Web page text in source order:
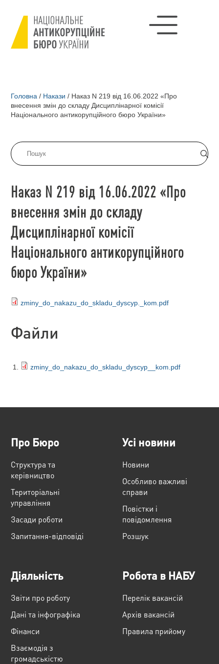
Головна / Накази / Наказ N 219 від 16.06.2022 «Про
внесення змін до складу Дисциплінарної комісії
Національного антикорупційного бюро України»
Наказ N 219 від 16.06.2022 «Про
внесення змін до складу
Дисциплінарної комісії
Національного антикорупційного
бюро України»
zminy_do_nakazu_do_skladu_dyscyp._kom.pdf
Файли
zminy_do_nakazu_do_skladu_dyscyp__kom.pdf
Про Бюро
Структура та
керівництво
Територіальні
управління
Засади роботи
Запитання-відповіді
Усі новини
Новини
Особливо важливі
справи
Повістки і
повідомлення
Розшук
Діяльність
Звіти про роботу
Дані та інфографіка
Фінанси
Взаємодія з
громадськістю
Робота в НАБУ
Перелік вакансій
Архів вакансій
Правила прийому